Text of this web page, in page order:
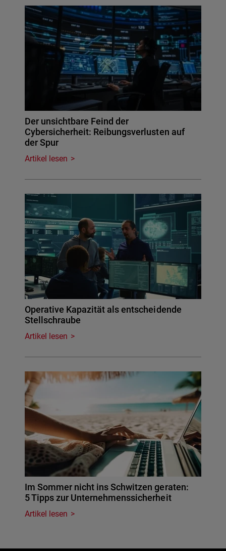
Der unsichtbare Feind der
Cybersicherheit: Reibungsverlusten auf
der Spur
Artikel lesen
Operative Kapazität als entscheidende
Stellschraube
Artikel lesen
Im Sommer nicht ins Schwitzen geraten:
5 Tipps zur Unternehmenssicherheit
Artikel lesen